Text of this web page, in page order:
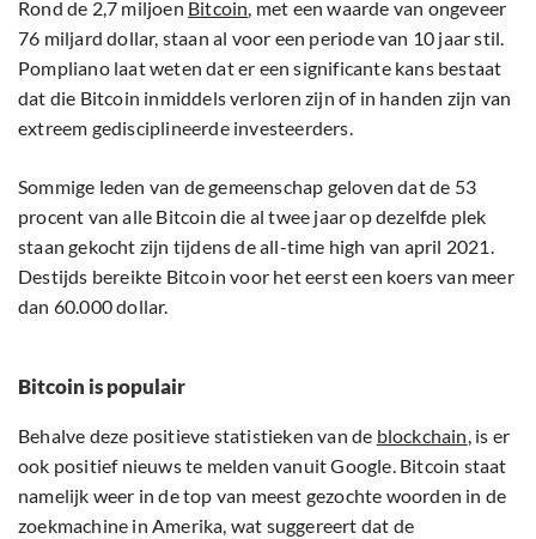
Rond de 2,7 miljoen Bitcoin, met een waarde van ongeveer
76 miljard dollar, staan al voor een periode van 10 jaar stil.
Pompliano laat weten dat er een significante kans bestaat
dat die Bitcoin inmiddels verloren zijn of in handen zijn van
extreem gedisciplineerde investeerders.
Sommige leden van de gemeenschap geloven dat de 53
procent van alle Bitcoin die al twee jaar op dezelfde plek
staan gekocht zijn tijdens de all-time high van april 2021.
Destijds bereikte Bitcoin voor het eerst een koers van meer
dan 60.000 dollar.
Bitcoin is populair
Behalve deze positieve statistieken van de blockchain, is er
ook positief nieuws te melden vanuit Google. Bitcoin staat
namelijk weer in de top van meest gezochte woorden in de
zoekmachine in Amerika, wat suggereert dat de